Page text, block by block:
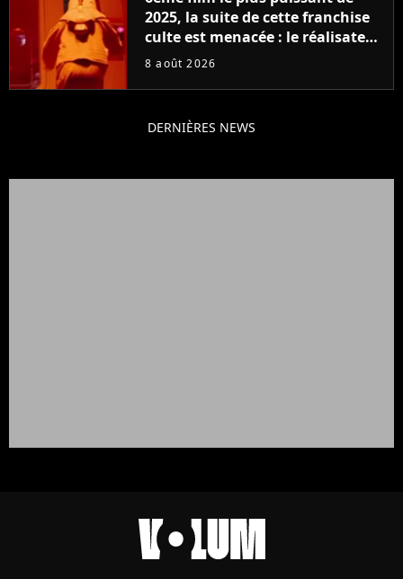
2025, la suite de cette franchise
culte est menacée : le réalisateur
claque la porte pour "différends
8 août 2026
DERNIÈRES NEWS